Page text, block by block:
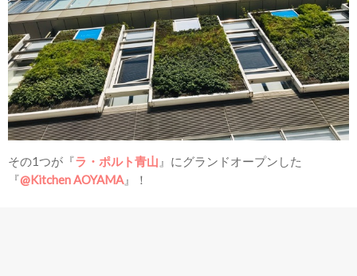
その1つが『ラ・ポルト青山 』にグランドオープンした
『@Kitchen AOYAMA』！